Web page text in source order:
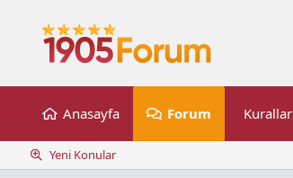
Anasayfa Forum Kurallar
Yeni Konular